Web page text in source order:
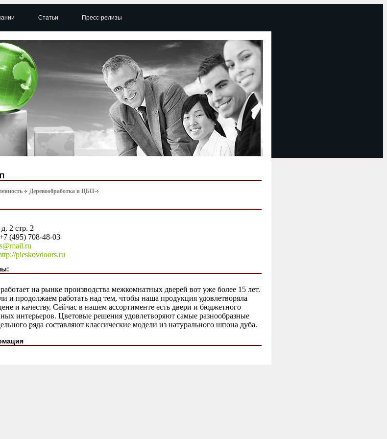
Статьи Пресс-релизы
Деревообработка и ЦБП
2 стр. 2
(495) 708-48-03
pleskovdoors.ru
на рынке производства межкомнатных дверей вот уже более 15 лет.
и продолжаем работать над тем, чтобы наша продукция удовлетворяла
и качеству. Сейчас в нашем ассортименте есть двери и бюджетного
интерьеров. Цветовые решения удовлетворяют самые разнообразные
ряда составляют классические модели из натурального шпона дуба.